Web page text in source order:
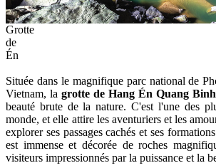
Grotte
de
Én
Située dans le magnifique parc national de
Vietnam, la grotte de Hang Én Quang Binh
beauté brute de la nature. C'est l'une des
monde, et elle attire les aventuriers et les
explorer ses passages cachés et ses
est immense et décorée de roches
visiteurs impressionnés par la puissance et la